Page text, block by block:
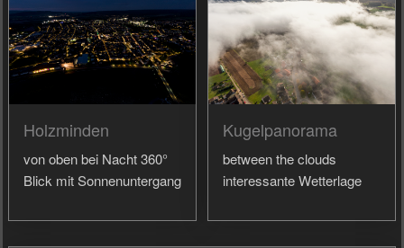
Holzminden
von oben bei Nacht 360°
Blick mit Sonnenuntergang
Kugelpanorama
between the clouds
interessante Wetterlage